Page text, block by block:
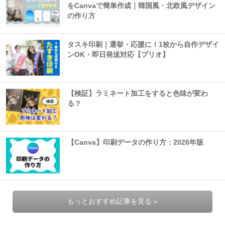
をCanvaで簡単作成｜韓国風・北欧風デザイン
の作り方
タスキ印刷｜選挙・応援に！1枚から自作デザイ
ンOK・即日発送対応【プリオ】
【検証】ラミネート加工をすると色味が変わ
る？
【Canva】印刷データの作り方：2026年版
もっとおすすめ記事を見る »